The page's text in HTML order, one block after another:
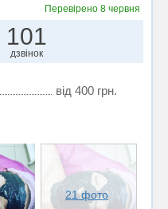
Перевірено 8 червня
101
дзвінок
від 400 грн.
21 фото